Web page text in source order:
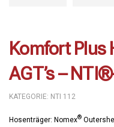
Komfort Plus
AGT’s –
KATEGORIE: NTI 112
Hosenträger: Nomex®